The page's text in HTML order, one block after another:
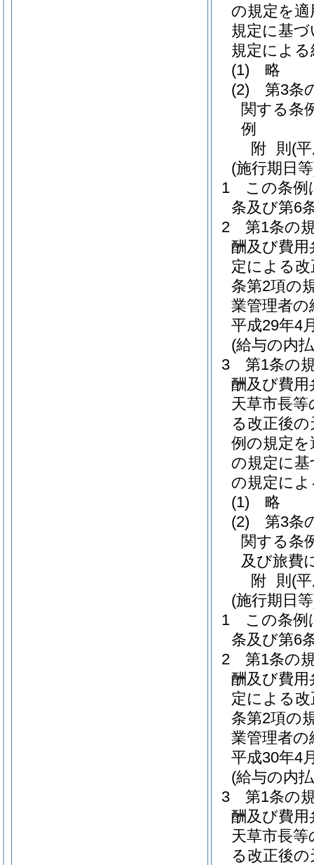
の規定を
規定に基
規定によ
(1)
略
(2)
第3条
関する条
例
附 則 (
(施行期日
1
この条例
条及び第6
2
第1条の
酬及び費用
定による
条第2項の
業管理者の
平成29年4
(給与の内
3
第1条の
酬及び費
天草市長
る改正後
例の規定
の規定に
の規定に
(1)
略
(2)
第3条
関する条
及び旅費
附 則 (
(施行期日
1
この条例
条及び第6
2
第1条の
酬及び費用
定による
条第2項の
業管理者の
平成30年4
(給与の内
3
第1条の
酬及び費
天草市長
る改正後